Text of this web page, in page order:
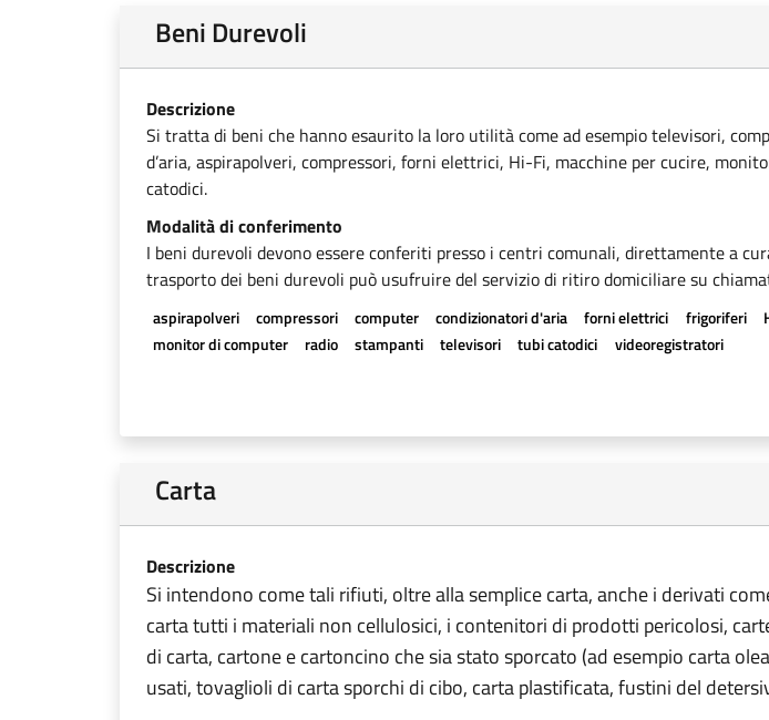
Beni Durevoli
Descrizione
Si tratta di beni che hanno esaurito la loro utilità come ad esempio televisori,
d’aria, aspirapolveri, compressori, forni elettrici, Hi-Fi, macchine per cucire,
catodici.
Modalità di conferimento
I beni durevoli devono essere conferiti presso i centri comunali, direttamente a
trasporto dei beni durevoli può usufruire del servizio di ritiro domiciliare su
aspirapolveri compressori computer condizionatori d'aria forni elettrici frigoriferi
monitor di computer
radio stampanti televisori tubi catodici videoregistratori
Carta
Descrizione
Si intendono come tali rifiuti, oltre alla semplice carta, anche i derivati
carta tutti i materiali non cellulosici, i contenitori di prodotti pericolosi,
di carta, cartone e cartoncino che sia stato sporcato (ad esempio carta
usati, tovaglioli di carta sporchi di cibo, carta plastificata, fustini del